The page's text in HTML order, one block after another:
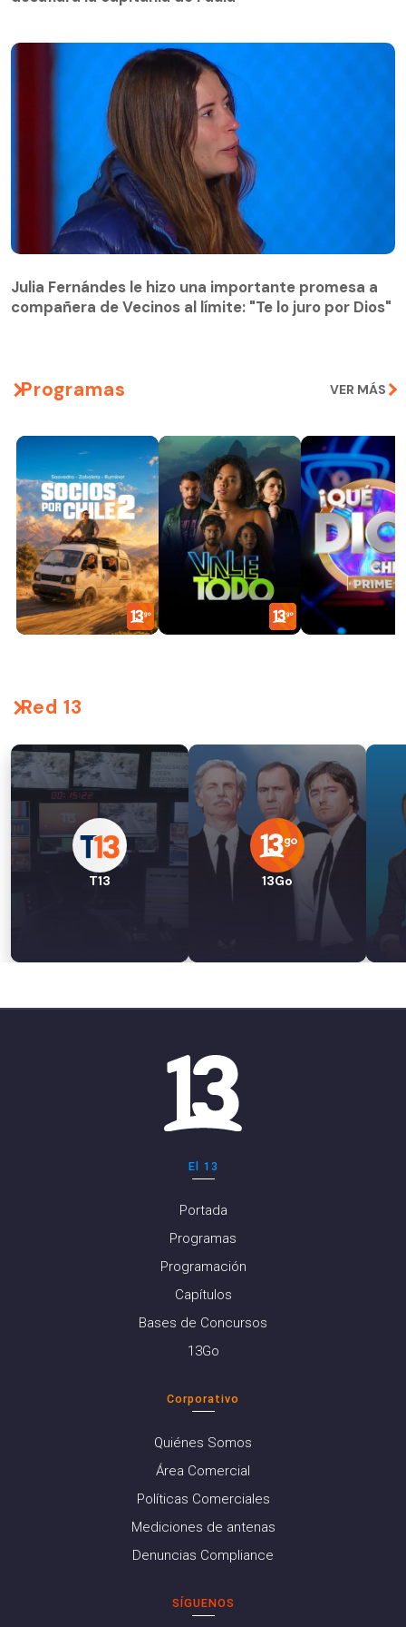
compañera de Vecinos al límite: "Te lo juro por Dios"
Julia Fernándes le hizo una importante promesa a
compañera de Vecinos al límite: "Te lo juro por Dios"
Programas VER MÁS
Red 13
T13 13Go
El 13
Portada
Programas
Programación
Capítulos
Bases de Concursos
13Go
Corporativo
Quiénes Somos
Área Comercial
Políticas Comerciales
Mediciones de antenas
Denuncias Compliance
SÍGUENOS